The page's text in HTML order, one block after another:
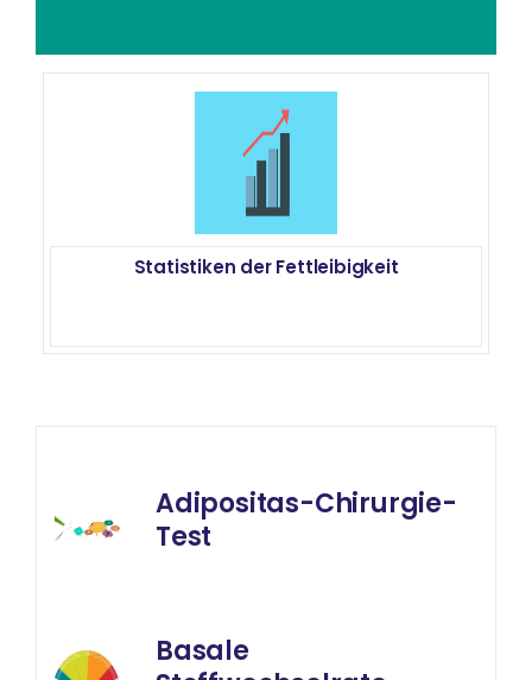
Statistiken der Fettleibigkeit
Adipositas-Chirurgie-
Test
Basale